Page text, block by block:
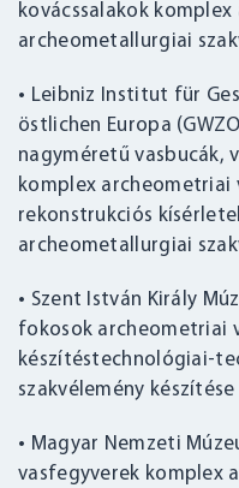
BELÉPÉS
kovácssalakok
archeometallurgiai
• Leibniz Institut für
östlichen Europa
nagyméretű vasbucák,
komplex archeometriai
rekonstrukciós
archeometallurgiai
• Szent István Király
fokosok archeometriai
készítéstechnológiai-
szakvélemény készítése
• Magyar Nemzeti
vasfegyverek komplex